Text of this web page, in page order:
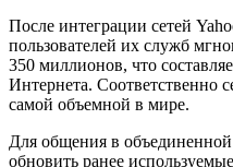
После интеграции сетей
пользователей их служб
350 миллионов, что
Интернета. Соответственно
самой объемной в мире.
Для общения в объединенной
обновить ранее